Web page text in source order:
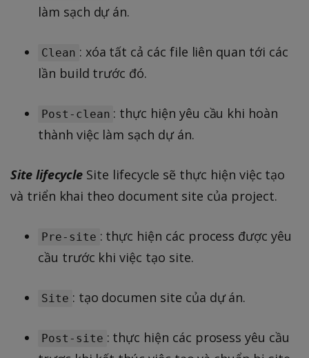
làm sạch dự án.
Clean : xóa tất cả các file liên quan tới các
lần build trước đó.
Post-clean : thực hiện yêu cầu khi hoàn
thành việc làm sạch dự án.
Site lifecycle Site lifecycle sẽ thực hiện việc tạo
và triển khai theo document site của project.
Pre-site : thực hiện các process được yêu
cầu trước khi việc tạo site.
Site : tạo documen site của dự án.
Post-site : thực hiện các prosess yêu cầu